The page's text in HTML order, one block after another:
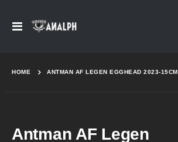
Navigation
HOME ANTMAN AF LEGEN EGGHEAD 2023-15CM
Antman AF Legen
to
to